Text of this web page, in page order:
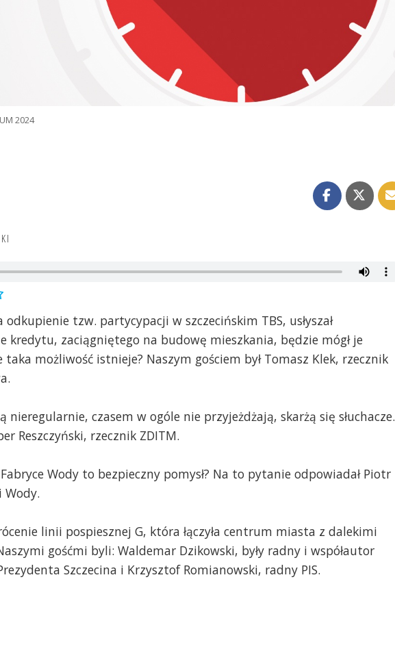
2024
odkupienie tzw. partycypacji w szczecińskim TBS, usłyszał
kredytu, zaciągniętego na budowę mieszkania, będzie mógł je
taka możliwość istnieje? Naszym gościem był Tomasz Klek, rzecznik
czasem w ogóle nie przyjeżdżają, skarżą się słuchacze.
Reszczyński, rzecznik ZDITM.
Wody to bezpieczny pomysł? Na to pytanie odpowiadał Piotr
Wody.
linii pospiesznej G, która łączyła centrum miasta z dalekimi
gośćmi byli: Waldemar Dzikowski, były radny i współautor
Szczecina i Krzysztof Romianowski, radny PIS.